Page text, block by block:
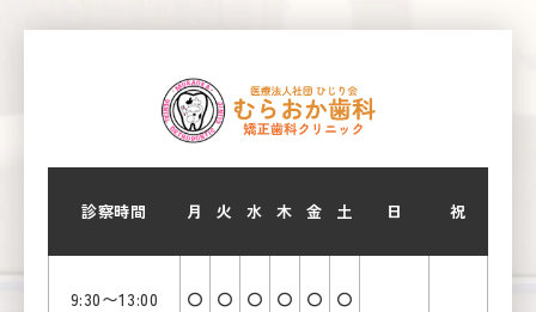
診察時間 月 火 水 木 金 土 日 祝
9:30〜13:00 〇 〇 〇 〇 〇
〇